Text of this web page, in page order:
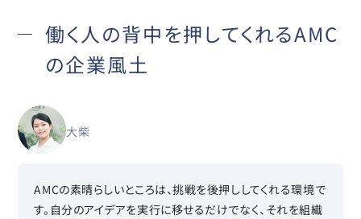
働く人の背中を押してくれるAMC
の企業風土
大柴
AMCの素晴らしいところは、挑戦を後押ししてくれる環境で
す。自分のアイデアを実行に移せるだけでなく、それを組織